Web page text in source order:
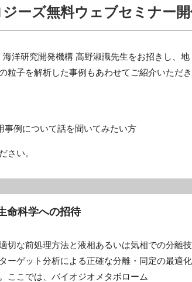
ーズ無料ウェブセミナー開
洋研究開発機構 高野淑識先生をお招きし、地
粒子を解析した事例もあわせてご紹介いただき
例について話を聞いてみたい方
さい。
命科学への招待
切な前処理方法と液相あるいは気相での分離技
ーゲット分析による正確な分離・同定の最適化
ここでは、バイオジオメタボローム